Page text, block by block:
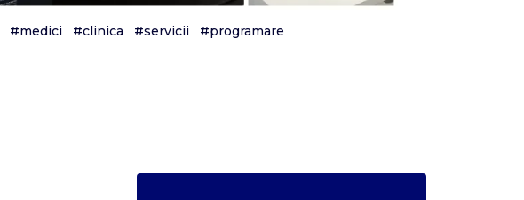
#medici #clinica #servicii #programare